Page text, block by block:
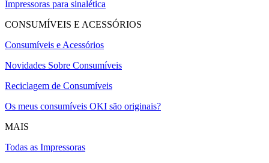
Impressoras para sinalética
CONSUMÍVEIS E ACESSÓRIOS
Consumíveis e Acessórios
Novidades Sobre Consumíveis
Reciclagem de Consumíveis
Os meus consumíveis OKI são originais?
MAIS
Todas as Impressoras